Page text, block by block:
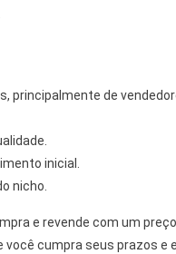
principalmente de
inicial.
nicho.
e revende com um
cumpra seus prazos e